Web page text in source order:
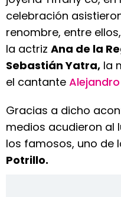
celebración
renombre, entre
la actriz Ana de la
Sebastián Yatra, la
el cantante
Gracias a dicho
medios acudieron al
los famosos, uno de
Potrillo.